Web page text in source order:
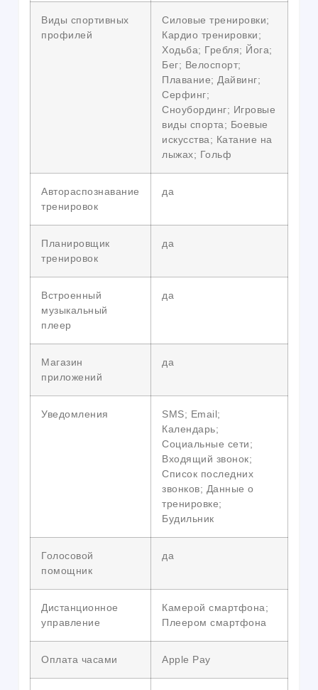
Виды спортивных
профилей
Силовые тренировки;
Кардио тренировки;
Ходьба; Гребля; Йога;
Бег; Велоспорт;
Плавание; Дайвинг;
Серфинг;
Сноубординг; Игровые
виды спорта; Боевые
искусства; Катание на
лыжах; Гольф
Автораспознавание
тренировок
да
Планировщик
тренировок
да
Встроенный
музыкальный
плеер
да
Магазин
приложений
да
Уведомления
SMS; Email;
Календарь;
Социальные сети;
Входящий звонок;
Список последних
звонков; Данные о
тренировке;
Будильник
Голосовой
помощник
да
Дистанционное
управление
Камерой смартфона;
Плеером смартфона
Оплата часами Apple Pay